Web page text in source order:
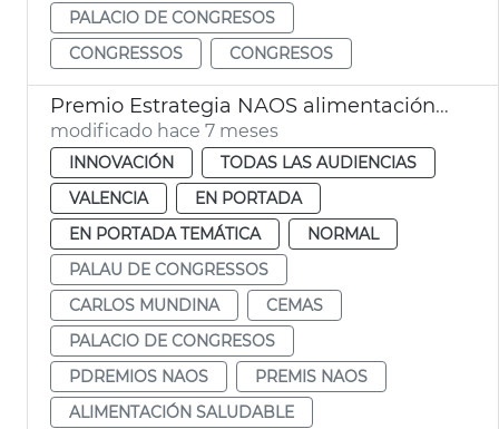
PALACIO DE CONGRESOS
CONGRESSOS
CONGRESOS
Premio Estrategia NAOS alimentación saludable CEMAS València
modificado hace 7 meses
INNOVACIÓN
TODAS LAS AUDIENCIAS
VALENCIA
EN PORTADA
EN PORTADA TEMÁTICA
NORMAL
PALAU DE CONGRESSOS
CARLOS MUNDINA
CEMAS
PALACIO DE CONGRESOS
PDREMIOS NAOS
PREMIS NAOS
ALIMENTACIÓN SALUDABLE